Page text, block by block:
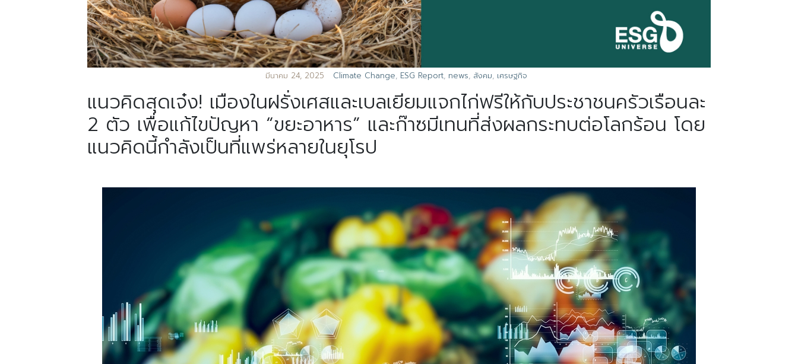
มีนาคม 24, 2025 Climate Change, ESG Report, news, สังคม, เศรษฐกิจ
แนวคิดสุดเจ๋ง! เมืองในฝรั่งเศสและเบลเยียมแจกไก่ฟรีให้กับประชาชนครัวเรือนละ
2 ตัว เพื่อแก้ไขปัญหา “ขยะอาหาร” และก๊าซมีเทนที่ส่งผลกระทบต่อโลกร้อน โดย
แนวคิดนี้กำลังเป็นที่แพร่หลายในยุโรป